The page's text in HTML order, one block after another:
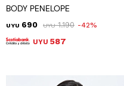
BODY PENELOPE
UYU 690 UYU 1.190 42
UYU 587